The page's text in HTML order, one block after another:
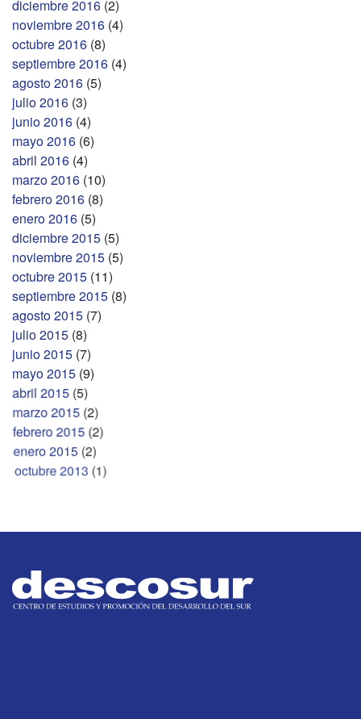
diciembre 2016 (2)
noviembre 2016 (4)
octubre 2016 (8)
septiembre 2016 (4)
agosto 2016 (5)
julio 2016 (3)
junio 2016 (4)
mayo 2016 (6)
abril 2016 (4)
marzo 2016 (10)
febrero 2016 (8)
enero 2016 (5)
diciembre 2015 (5)
noviembre 2015 (5)
octubre 2015 (11)
septiembre 2015 (8)
agosto 2015 (7)
julio 2015 (8)
junio 2015 (7)
mayo 2015 (9)
abril 2015 (5)
marzo 2015 (2)
febrero 2015 (2)
enero 2015(2)
octubre 2013(1)